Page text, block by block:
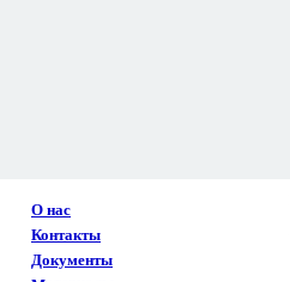
О нас
Контакты
Документы